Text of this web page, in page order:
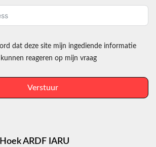
dat deze site mijn ingediende informatie
reageren op mijn vraag
Verstuur
ARDF IARU